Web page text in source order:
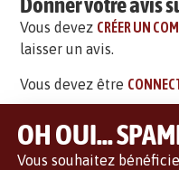
Vous devez CRÉER UN
laisser un avis.
Vous devez être
OH OUI...
Vous souhaitez